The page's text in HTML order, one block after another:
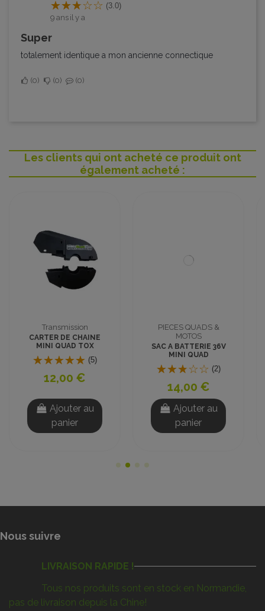
(3.0)
9 ans il y a
super
totalement identique a mon ancienne connectique
0 0 0
Les clients qui ont acheté ce produit ont
également acheté :
PIECES QUADS &
MOTOS
SAC A BATTERIE 36V
MINI QUAD
14,00 €
Ajouter au
panier
PIECES QUADS &
MOTOS
CONTACTEUR A CLE
BRIDAGE VITESSE 3
POSITIONS
(16)
8,00 €
Ajouter au
panier
Nous suivre
LIVRAISON RAPIDE !
Tous nos produits sont en stock en Normandie,
pas de livraison depuis la Chine!